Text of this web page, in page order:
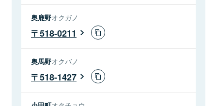
奥鹿野オクガノ
518-0211
奥馬野オクバノ
518-1427